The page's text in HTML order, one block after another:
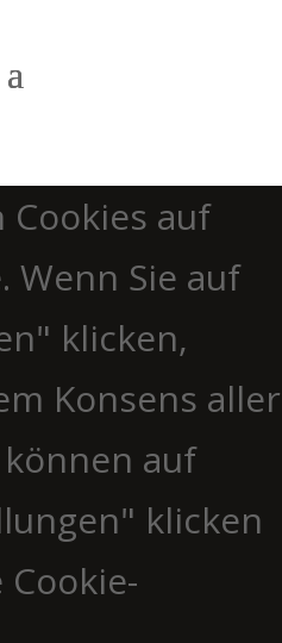
auf
Wenn Sie auf
klicken,
Konsens aller
können auf
klicken